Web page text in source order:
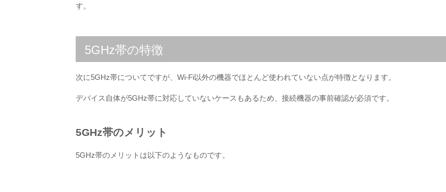
す。
5GHz帯の特徴
次に5GHz帯についてですが、Wi-Fi以外の機器でほとんど使われていない点が特徴となります。
デバイス自体が5GHz帯に対応していないケースもあるため、接続機器の事前確認が必須です。
5GHz帯のメリット
5GHz帯のメリットは以下のようなものです。